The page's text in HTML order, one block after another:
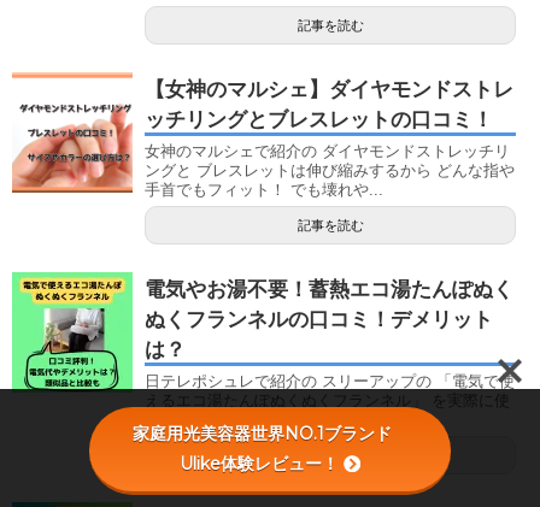
記事を読む
【女神のマルシェ】ダイヤモンドストレ
ッチリングとブレスレットの口コミ！
女神のマルシェで紹介の ダイヤモンドストレッチリ
ングと ブレスレットは伸び縮みするから どんな指や
手首でもフィット！ でも壊れや...
記事を読む
電気やお湯不要！蓄熱エコ湯たんぽぬく
ぬくフランネルの口コミ！デメリット
は？
日テレポシュレで紹介の スリーアップの 「電気で使
えるエコ湯たんぽぬくぬくフランネル」 を実際に使
記事を読む
家庭用光美容器世界NO.1ブランド
Ulike体験レビュー！